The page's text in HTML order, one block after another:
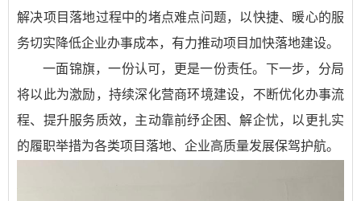
解决项目落地过程中的堵点难点问题，以快捷、暖心的服
务切实降低企业办事成本，有力推动项目加快落地建设。
一面锦旗，一份认可，更是一份责任。下一步，分局
将以此为激励，持续深化营商环境建设，不断优化办事流
程、提升服务质效，主动靠前纾企困、解企忧，以更扎实
的履职举措为各类项目落地、企业高质量发展保驾护航。